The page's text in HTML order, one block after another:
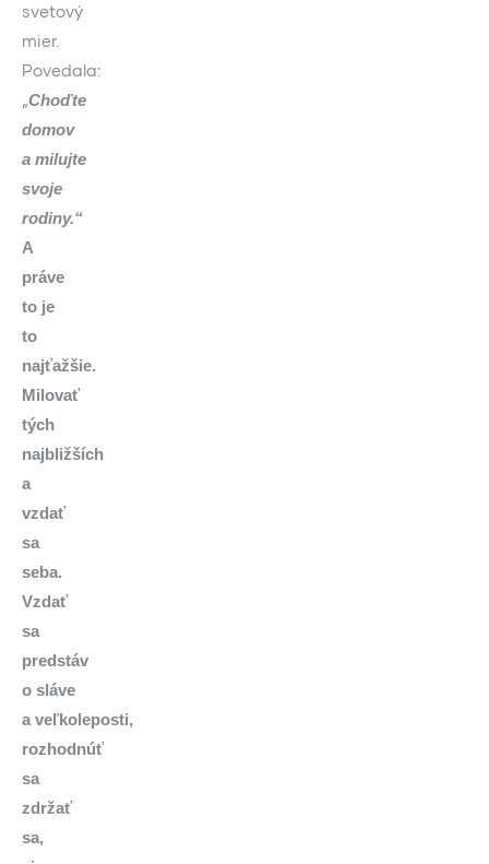
svetový
mier.
Povedala:
„Choďte
domov
a milujte
svoje
rodiny.“
A
práve
to je
to
najťažšie.
Milovať
tých
najbližších
a
vzdať
sa
seba.
Vzdať
sa
predstáv
o sláve
a veľkoleposti,
rozhodnúť
sa
zdržať
sa,